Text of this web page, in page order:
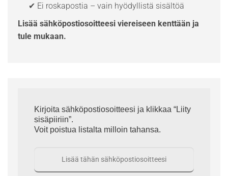
✔ Ei roskapostia – vain hyödyllistä sisältöä
Lisää sähköpostiosoitteesi viereiseen kenttään ja
tule mukaan.
Kirjoita sähköpostiosoitteesi ja klikkaa “Liity
sisäpiiriin”.
Voit poistua listalta milloin tahansa.